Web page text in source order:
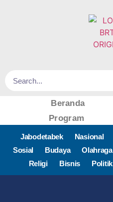
Beranda
Program
Jabodetabek Nasional
Sosial
Budaya Olahraga
Religi
Bisnis Politik